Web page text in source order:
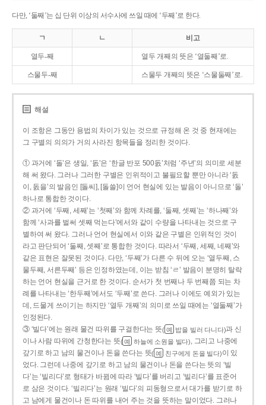
다만, ‘둘째’는 십 단위 이상의 서수사에 쓰일 때에 ‘두째’로 한다.
ㄱ ㄴ 비고
열두-째 열두 개째의 뜻은 ‘열둘째’로.
스물두-째 스물두 개째의 뜻은 ‘스물둘째’로.
해설
이 조항은 그동안 용법의 차이가 있는 것으로 규정해 온 것 중 현재에는
그 구별의 의의가 거의 사라진 항목들을 정리한 것이다.
① 과거에 ‘돌’은 생일, ‘돐’은 ‘한글 반포 500돐’처럼 ‘주년’의 의미로 세분
해 써 왔다. 그러나 그러한 구별은 인위적이고 불필요할 뿐만 아니라 ‘돐
이, 돐을’의 발음인 [돌씨], [돌쓸]이 언어 현실에 있는 발음이 아니므로 ‘돌’
하나로 통합한 것이다.
② 과거에 ‘두째, 세째’는 ‘첫째’와 함께 차례를, ‘둘째, 셋째’는 ‘하나째’와
함께 ‘사과를 벌써 셋째 먹는다’에서와 같이 수량을 나타내는 것으로 구
별하여 써 왔다. 그러나 언어 현실에서 이와 같은 구별은 인위적인 것이
라고 판단되어 ‘둘째, 셋째’로 통합한 것이다. 따라서 ‘두째, 세째, 네째’와
같은 표현은 잘못된 것이다. 다만, ‘두째’가 다른 수 뒤에 오는 ‘열두째, 스
물두째, 서른두째’ 등은 인정하였는데, 이는 받침 ‘ㄹ’ 발음이 분명히 탈락
하는 언어 현실을 근거로 한 것이다. 순서가 첫 번째나 두 번째쯤 되는 차
례를 나타내는 ‘한두째’에서도 ‘두째’로 쓴다. 그러나 이에도 예외가 있는
데, 드물게 쓰이기는 하지만 ‘열두 개째’의 의미로 쓰일 때에는 ‘열둘째’가
인정된다.
③ ‘빌다’에는 원래 물건 따위를 구걸한다는 뜻( 예 밥을 빌러 다니다)과 신
이나 사람 따위에 간청한다는 뜻( 예 하늘에 소원을 빌다), 그리고 나중에
갚기로 하고 남의 물건이나 돈을 쓴다는 뜻( 예 친구에게 돈을 빌다)이 있
었다. 그런데 나중에 갚기로 하고 남의 물건이나 돈을 쓴다는 뜻의 ‘빌
다’는 ‘빌리다’로 형태가 바뀜에 따라 ‘빌다’를 버리고 ‘빌리다’를 표준어
로 삼은 것이다. ‘빌리다’는 원래 ‘빌다’의 피동형으로서 대가를 받기로 하
고 남에게 물건이나 돈 따위를 내어 주는 것을 뜻하는 말이었다. 그러나